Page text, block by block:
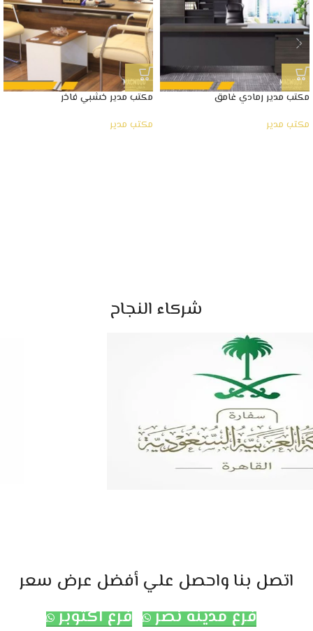
مكتب مدير رمادي غامق
مكتب مدير
مكتب مدير خشبي فاخر
مكتب مدير
شركاء النجاح
اتصل بنا واحصل علي أفضل عرض سعر
فرع مدينه نصر
فرع اكتوبر